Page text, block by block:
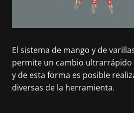
El sistema de mango y de
permite un cambio ultrarrápido
y de esta forma es posible
diversas de la herramienta.